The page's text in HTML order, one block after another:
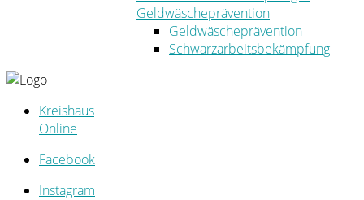
Geldwäscheprävention
Geldwäscheprävention
Schwarzarbeitsbekämpfung
Kreishaus
Online
Facebook
Instagram